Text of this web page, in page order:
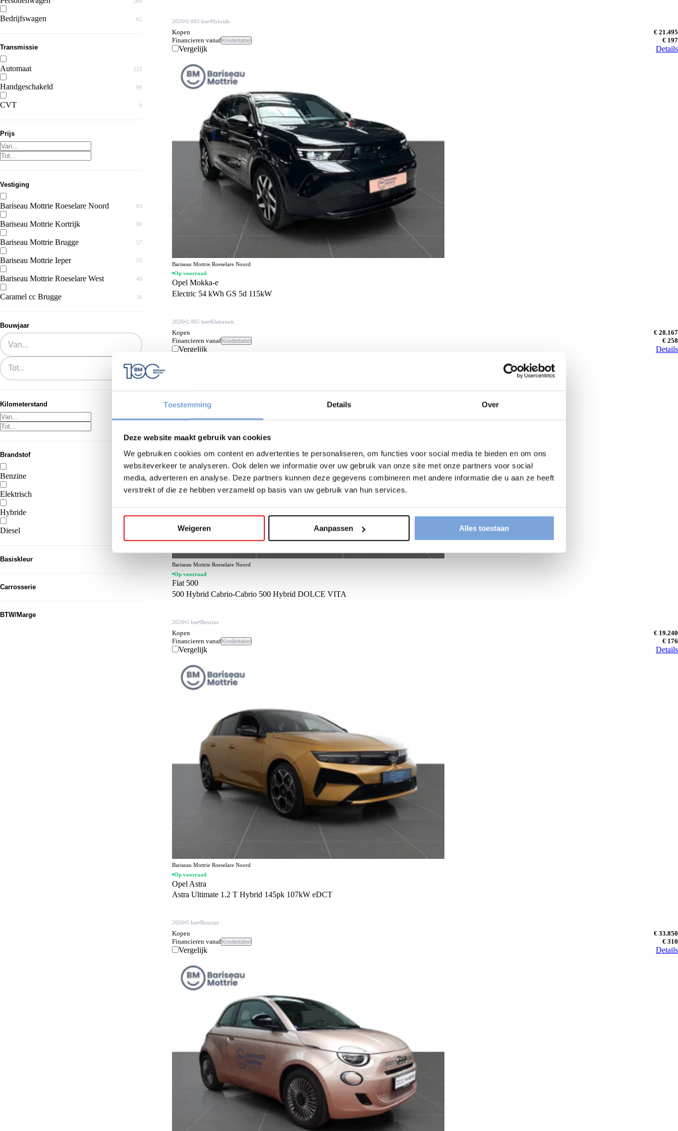
Toestemming Details Over
Deze website maakt gebruik van cookies
We gebruiken cookies om content en advertenties te personaliseren, om functies voor social media te bieden en om ons
websiteverkeer te analyseren. Ook delen we informatie over uw gebruik van onze site met onze partners voor social
media, adverteren en analyse. Deze partners kunnen deze gegevens combineren met andere informatie die u aan ze heeft
verstrekt of die ze hebben verzameld op basis van uw gebruik van hun services.
Weigeren Aanpassen Alles toestaan
Bedrijfswagen 62
Transmissie
Automaat 223
Handgeschakeld 99
CVT 9
Prijs
Vestiging
Bariseau Mottrie Roeselare Noord 83
Bariseau Mottrie Kortrijk 80
Bariseau Mottrie Brugge 57
Bariseau Mottrie Ieper 55
Bariseau Mottrie Roeselare West 40
Caramel cc Brugge 16
Bouwjaar
Van...
Tot...
Kilometerstand
Brandstof
Benzine 128
Elektrisch 79
Hybride
Diesel
Basiskleur
Wit
Carrosserie
BTW/Marge
2026 2.005 km Hybride
Kopen
€ 21.495
Financieren vanaf Krediettabel € 197
Vergelijk Details
Bariseau Mottrie Roeselare Noord
Op voorraad
Opel Mokka-e
Electric 54 kWh GS 5d 115kW
2026 2.005 km Elektrisch
Kopen
€ 28.167
Financieren vanaf Krediettabel € 258
Vergelijk Details
Bariseau Mottrie Roeselare Noord
Op voorraad
Fiat 500
500 Hybrid Cabrio-Cabrio 500 Hybrid DOLCE VITA
2026 5 km Benzine
Kopen
€ 19.240
Financieren vanaf Krediettabel € 176
Vergelijk Details
Bariseau Mottrie Roeselare Noord
Op voorraad
Opel Astra
Astra Ultimate 1.2 T Hybrid 145pk 107kW eDCT
2026 5 km Benzine
Kopen
€ 33.850
Financieren vanaf Krediettabel € 310
Vergelijk Details